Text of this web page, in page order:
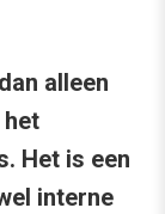
alleen
het
Het is een
interne